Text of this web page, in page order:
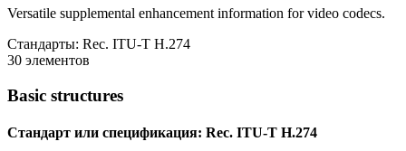
Versatile supplemental enhancement information for video codecs.
Стандарты: Rec. ITU-T H.274
30 элементов
Basic structures
Стандарт или спецификация: Rec. ITU-T H.274